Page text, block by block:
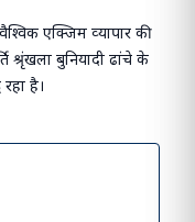
वैश्विक एक्जिम व्‍यापार की
बुनियादी ढांचे के
रहा है।